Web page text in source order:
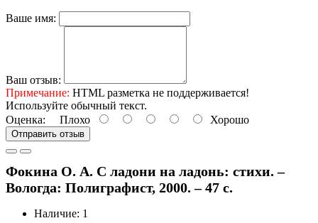
Ваше имя:
Ваш отзыв:
Примечание: HTML разметка не поддерживается!
Используйте обычный текст.
Оценка: Плохо Хорошо
Отправить отзыв
Фокина О. А. С ладони на ладонь: стихи. –
Вологда: Полиграфист, 2000. – 47 с.
Наличие: 1